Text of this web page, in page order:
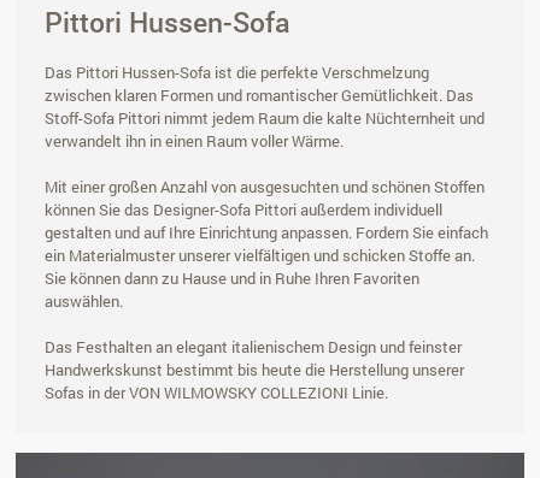
Pittori Hussen-Sofa
Das Pittori Hussen-Sofa ist die perfekte Verschmelzung
zwischen klaren Formen und romantischer Gemütlichkeit. Das
Stoff-Sofa Pittori nimmt jedem Raum die kalte Nüchternheit und
verwandelt ihn in einen Raum voller Wärme.
Mit einer großen Anzahl von ausgesuchten und schönen Stoffen
können Sie das Designer-Sofa Pittori außerdem individuell
gestalten und auf Ihre Einrichtung anpassen. Fordern Sie einfach
ein Materialmuster unserer vielfältigen und schicken Stoffe an.
Sie können dann zu Hause und in Ruhe Ihren Favoriten
auswählen.
Das Festhalten an elegant italienischem Design und feinster
Handwerkskunst bestimmt bis heute die Herstellung unserer
Sofas in der VON WILMOWSKY COLLEZIONI Linie.